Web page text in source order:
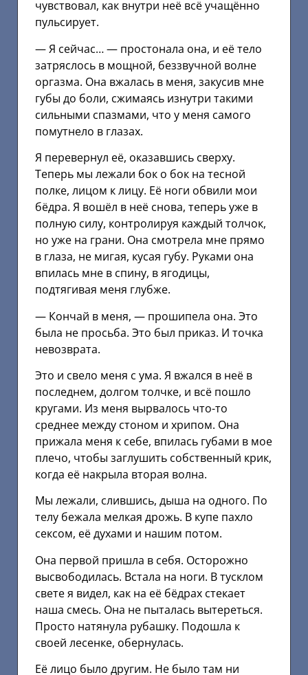
чувствовал, как внутри неё всё учащённо
пульсирует.
— Я сейчас… — простонала она, и её тело
затряслось в мощной, беззвучной волне
оргазма. Она вжалась в меня, закусив мне
губы до боли, сжимаясь изнутри такими
сильными спазмами, что у меня самого
помутнело в глазах.
Я перевернул её, оказавшись сверху.
Теперь мы лежали бок о бок на тесной
полке, лицом к лицу. Её ноги обвили мои
бёдра. Я вошёл в неё снова, теперь уже в
полную силу, контролируя каждый толчок,
но уже на грани. Она смотрела мне прямо
в глаза, не мигая, кусая губу. Руками она
впилась мне в спину, в ягодицы,
подтягивая меня глубже.
— Кончай в меня, — прошипела она. Это
была не просьба. Это был приказ. И точка
невозврата.
Это и свело меня с ума. Я вжался в неё в
последнем, долгом толчке, и всё пошло
кругами. Из меня вырвалось что-то
среднее между стоном и хрипом. Она
прижала меня к себе, впилась губами в мое
плечо, чтобы заглушить собственный крик,
когда её накрыла вторая волна.
Мы лежали, слившись, дыша на одного. По
телу бежала мелкая дрожь. В купе пахло
сексом, её духами и нашим потом.
Она первой пришла в себя. Осторожно
высвободилась. Встала на ноги. В тусклом
свете я видел, как на её бёдрах стекает
наша смесь. Она не пыталась вытереться.
Просто натянула рубашку. Подошла к
своей лесенке, обернулась.
Её лицо было другим. Не было там ни